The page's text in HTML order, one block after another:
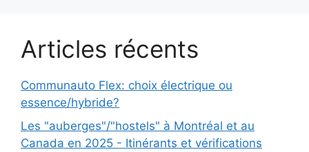
Articles récents
Communauto Flex: choix électrique ou
essence/hybride?
Les "auberges"/"hostels" à Montréal et au
Canada en 2025 - Itinérants et vérifications